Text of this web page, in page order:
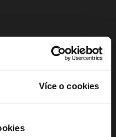
Více o cookies